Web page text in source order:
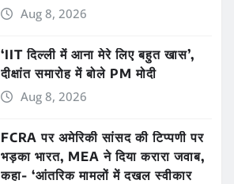
Aug 8, 2026
‘IIT दिल्ली में आना मेरे लिए बहुत खास’,
दीक्षांत समारोह में बोले PM मोदी
Aug 8, 2026
FCRA पर अमेरिकी सांसद की टिप्पणी पर
भड़का भारत, MEA ने दिया करारा जवाब,
कहा- ‘आंतरिक मामलों में दखल स्वीकार